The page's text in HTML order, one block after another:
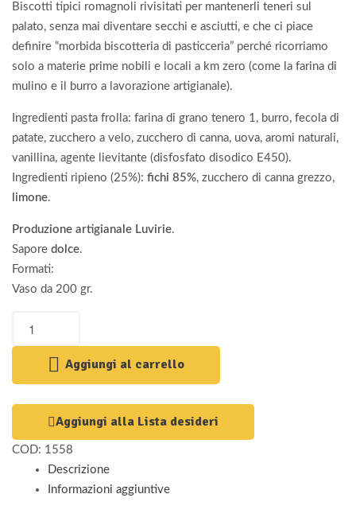
Biscotti tipici romagnoli rivisitati per mantenerli teneri sul
palato, senza mai diventare secchi e asciutti, e che ci piace
definire “morbida biscotteria di pasticceria” perché ricorriamo
solo a materie prime nobili e locali a km zero (come la farina di
mulino e il burro a lavorazione artigianale).
Ingredienti pasta frolla: farina di grano tenero 1, burro, fecola di
patate, zucchero a velo, zucchero di canna, uova, aromi naturali,
vanillina, agente lievitante (disfosfato disodico E450).
Ingredienti ripieno (25%): fichi 85%, zucchero di canna grezzo,
limone.
Produzione artigianale Luvirie.
Sapore dolce.
Formati:
Vaso da 200 gr.
Aggiungi al carrello
Aggiungi alla Lista desideri
COD: 1558
Descrizione
Informazioni aggiuntive